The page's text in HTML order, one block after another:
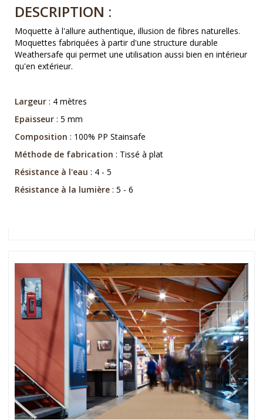
DESCRIPTION :
Moquette à l'allure authentique, illusion de fibres naturelles.
Moquettes fabriquées à partir d'une structure durable
Weathersafe qui permet une utilisation aussi bien en intérieur
qu'en extérieur.
Largeur : 4 mètres
Epaisseur : 5 mm
Composition : 100% PP Stainsafe
Méthode de fabrication : Tissé à plat
Résistance à l'eau : 4 - 5
Résistance à la lumière : 5 - 6